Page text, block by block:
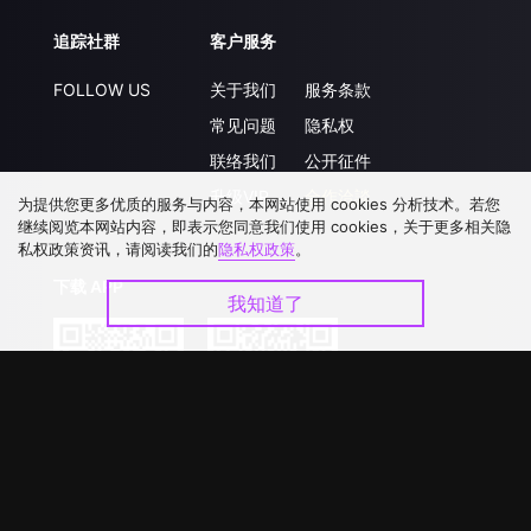
追踪社群
FOLLOW US
客户服务
关于我们
常见问题
联络我们
升级VIP
服务条款
隐私权
公开征件
合作洽談
下载 APP
为提供您更多优质的服务与内容，本网站使用 cookies 分析技术。若您
继续阅览本网站内容，即表示您同意我们使用 cookies，关于更多相关隐
私权政策资讯，请阅读我们的隐私权政策。
我知道了